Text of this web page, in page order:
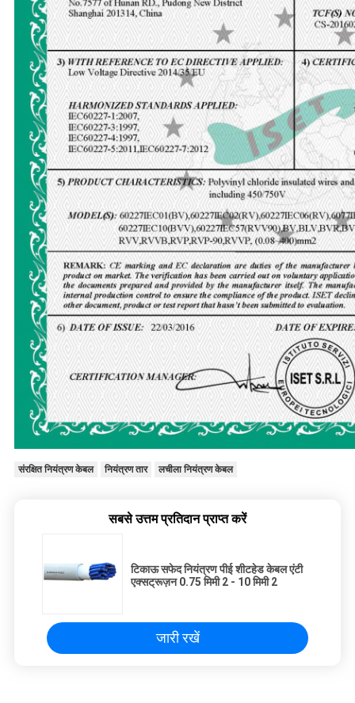
संरक्षित नियंत्रण केबल नियंत्रण तार लचीला नियंत्रण केबल
सबसे उत्तम प्रतिदान प्राप्त करें
टिकाऊ सफेद नियंत्रण पीई शीटहेड केबल एंटी
एक्सट्रूज़न 0.75 मिमी 2 - 10 मिमी 2
जारी रखें